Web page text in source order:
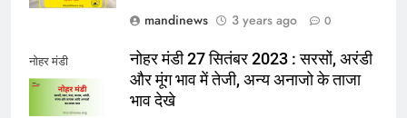
mandinews
3 years ago 0
नोहर मंडी
नोहर मंडी 27 सितंबर 2023 : सरसों, अरंडी
और मूंग भाव में तेजी, अन्य अनाजो के ताजा
भाव देखे